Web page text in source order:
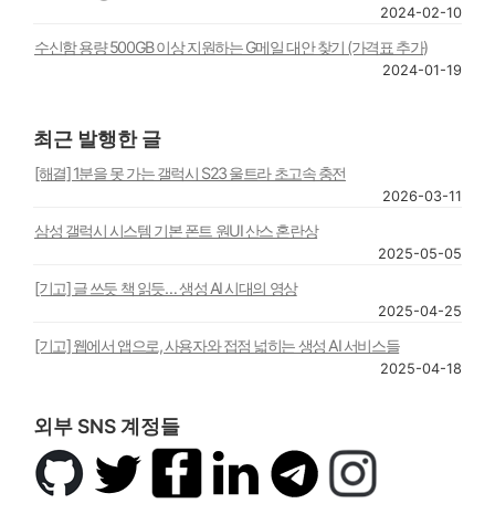
2024-02-10
수신함 용량 500GB 이상 지원하는 G메일 대안 찾기 (가격표 추가)
2024-01-19
최근 발행한 글
[해결] 1분을 못 가는 갤럭시 S23 울트라 초고속 충전
2026-03-11
삼성 갤럭시 시스템 기본 폰트 원UI 산스 혼란상
2025-05-05
[기고] 글 쓰듯 책 읽듯… 생성 AI 시대의 영상
2025-04-25
[기고] 웹에서 앱으로, 사용자와 접점 넓히는 생성 AI 서비스들
2025-04-18
외부 SNS 계정들
깃
허
트
위
페
링
텔
레
인
스